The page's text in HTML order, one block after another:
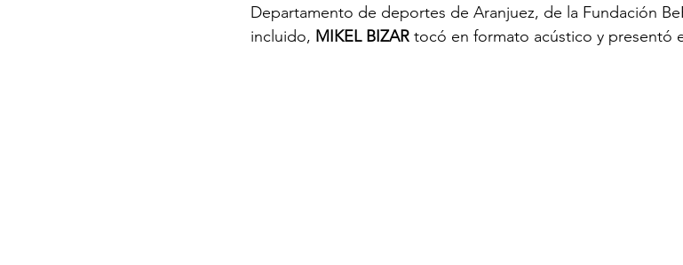
Departamento de deportes de Aranjuez, de la Fundación
incluido, MIKEL BIZAR tocó en formato acústico y presentó